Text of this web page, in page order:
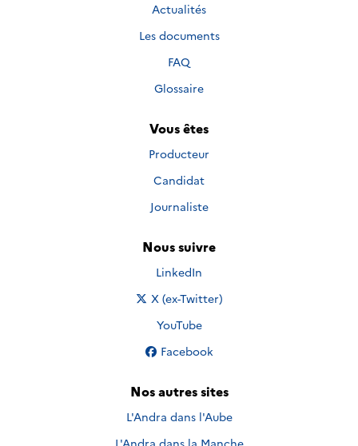
Actualités
Les documents
FAQ
Glossaire
Vous êtes
Producteur
Candidat
Journaliste
Nous suivre
Nous suivre sur
LinkedIn
Nous suivre sur
X (ex-Twitter)
Nous suivre sur
YouTube
Nous suivre sur
Facebook
Nos autres sites
L'Andra dans l'Aube